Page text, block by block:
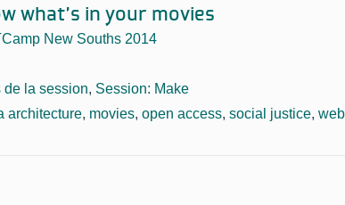
what’s in your movies
New Souths 2014
de la session, Session: Make
architecture, movies, open access, social justice,